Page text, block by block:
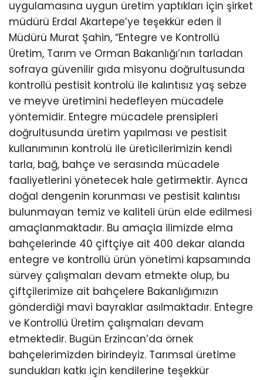
uygulamasına uygun üretim yaptıkları için şirket
müdürü Erdal Akartepe’ye teşekkür eden İl
Müdürü Murat Şahin, “Entegre ve Kontrollü
Üretim, Tarım ve Orman Bakanlığı’nın tarladan
sofraya güvenilir gıda misyonu doğrultusunda
kontrollü pestisit kontrolü ile kalıntısız yaş sebze
ve meyve üretimini hedefleyen mücadele
yöntemidir. Entegre mücadele prensipleri
doğrultusunda üretim yapılması ve pestisit
kullanımının kontrolü ile üreticilerimizin kendi
tarla, bağ, bahçe ve serasında mücadele
faaliyetlerini yönetecek hale getirmektir. Ayrıca
doğal dengenin korunması ve pestisit kalıntısı
bulunmayan temiz ve kaliteli ürün elde edilmesi
amaçlanmaktadır. Bu amaçla ilimizde elma
bahçelerinde 40 çiftçiye ait 400 dekar alanda
entegre ve kontrollü ürün yönetimi kapsamında
sürvey çalışmaları devam etmekte olup, bu
çiftçilerimize ait bahçelere Bakanlığımızın
gönderdiği mavi bayraklar asılmaktadır. Entegre
ve Kontrollü Üretim çalışmaları devam
etmektedir. Bugün Erzincan’da örnek
bahçelerimizden birindeyiz. Tarımsal üretime
sundukları katkı için kendilerine teşekkür